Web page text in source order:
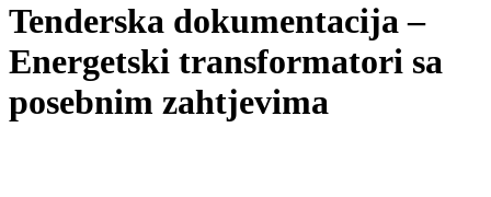
Tenderska dokumentacija –
Energetski transformatori sa
posebnim zahtjevima